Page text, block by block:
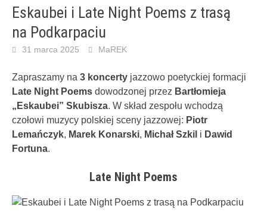
Eskaubei i Late Night Poems z trasą
na Podkarpaciu
31 marca 2025 MaREK
Zapraszamy na 3 koncerty jazzowo poetyckiej formacji
Late Night Poems dowodzonej przez Bartłomieja
„Eskaubei” Skubisza. W skład zespołu wchodzą
czołowi muzycy polskiej sceny jazzowej: Piotr
Lemańczyk, Marek Konarski, Michał Szkil i Dawid
Fortuna.
Late Night Poems